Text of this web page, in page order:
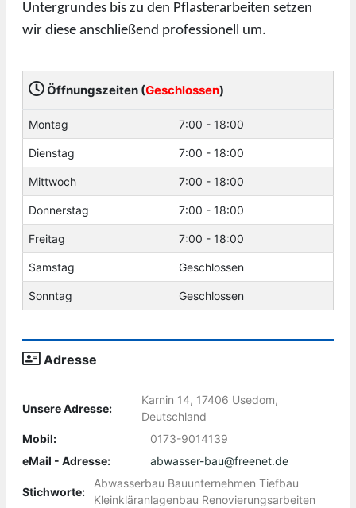
Untergrundes bis zu den Pflasterarbeiten setzen
wir diese anschließend professionell um.
Öffnungszeiten (Geschlossen)
Montag 7:00 - 18:00
Dienstag 7:00 - 18:00
Mittwoch 7:00 - 18:00
Donnerstag 7:00 - 18:00
Freitag 7:00 - 18:00
Samstag Geschlossen
Sonntag Geschlossen
Adresse
Unsere Adresse:
Karnin 14, 17406 Usedom,
Deutschland
Mobil:
0173-9014139
eMail - Adresse:
abwasser-bau@freenet.de
Stichworte:
Abwasserbau Bauunternehmen Tiefbau
Kleinkläranlagenbau Renovierungsarbeiten